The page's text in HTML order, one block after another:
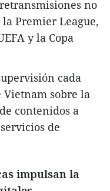
no
Premier League,
y la Copa
cada
Vietnam sobre la
contenidos a
de
impulsan la